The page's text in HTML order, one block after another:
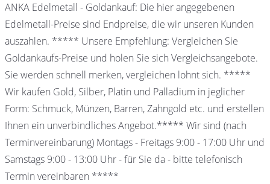
ANKA Edelmetall - Goldankauf: Die hier angegebenen
Edelmetall-Preise sind Endpreise, die wir unseren Kunden
auszahlen. ***** Unsere Empfehlung: Vergleichen Sie
Goldankaufs-Preise und holen Sie sich Vergleichsangebote.
Sie werden schnell merken, vergleichen lohnt sich. *****
Wir kaufen Gold, Silber, Platin und Palladium in jeglicher
Form: Schmuck, Münzen, Barren, Zahngold etc. und erstellen
Ihnen ein unverbindliches Angebot.***** Wir sind (nach
Terminvereinbarung) Montags - Freitags 9:00 - 17:00 Uhr und
Samstags 9:00 - 13:00 Uhr - für Sie da - bitte telefonisch
Termin vereinbaren *****